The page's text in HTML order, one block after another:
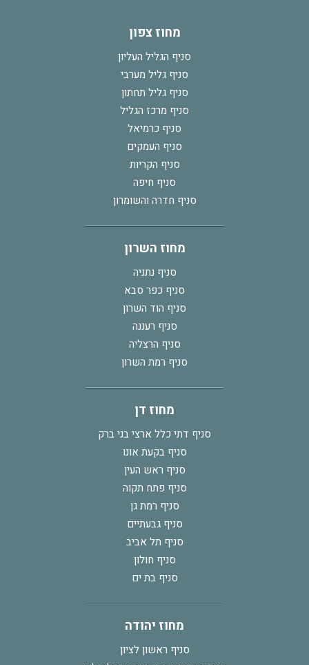
מחוז צפון
סניף הגליל העליון
סניף גליל מערבי
סניף גליל תחתון
סניף מרכז הגליל
סניף כרמיאל
סניף העמקים
סניף הקריות
סניף חיפה
סניף חדרה והשומרון
מחוז השרון
סניף נתניה
סניף כפר סבא
סניף הוד השרון
סניף רעננה
סניף הרצליה
סניף רמת השרון
מחוז דן
סניף דתי כלל ארצי בני ברק
סניף בקעת אונו
סניף ראש העין
סניף פתח תקוה
סניף רמת גן
סניף גבעתיים
סניף תל אביב
סניף חולון
סניף בת ים
מחוז יהודה
סניף ראשון לציון